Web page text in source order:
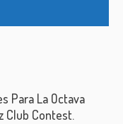
Para La Octava
Club Contest.